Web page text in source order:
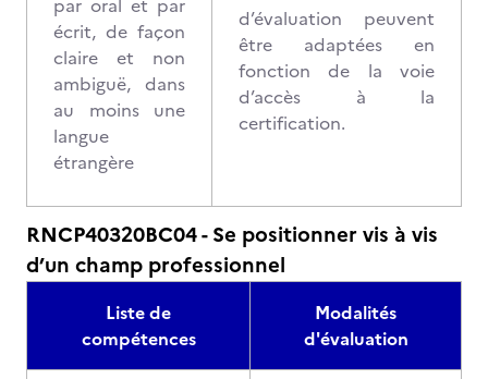
par oral et par
écrit, de façon
claire et non
ambiguë, dans
au moins une
langue
étrangère
d’évaluation peuvent
être adaptées en
fonction de la voie
d’accès à la
certification.
RNCP40320BC04 - Se positionner vis à vis
d’un champ professionnel
Liste de
compétences
Modalités
d'évaluation